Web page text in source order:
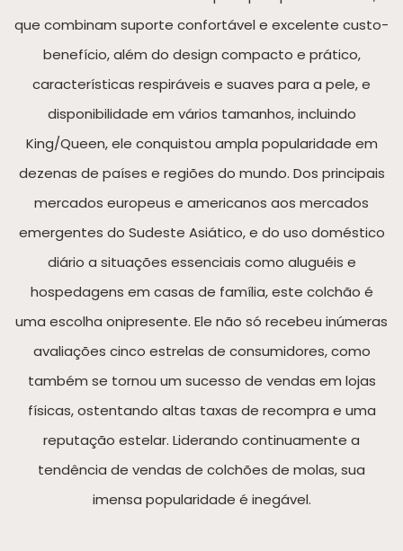
que combinam suporte confortável e excelente custo-
benefício, além do design compacto e prático,
características respiráveis ​​e suaves para a pele, e
disponibilidade em vários tamanhos, incluindo
King/Queen, ele conquistou ampla popularidade em
dezenas de países e regiões do mundo. Dos principais
mercados europeus e americanos aos mercados
emergentes do Sudeste Asiático, e do uso doméstico
diário a situações essenciais como aluguéis e
hospedagens em casas de família, este colchão é
uma escolha onipresente. Ele não só recebeu inúmeras
avaliações cinco estrelas de consumidores, como
também se tornou um sucesso de vendas em lojas
físicas, ostentando altas taxas de recompra e uma
reputação estelar. Liderando continuamente a
tendência de vendas de colchões de molas, sua
imensa popularidade é inegável.